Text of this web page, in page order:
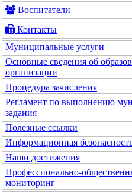
Воспитатели
Контакты
Муниципальные услуги
Основные сведения об
организации
Процедура зачисления
Регламент по выполнению
задания
Полезные ссылки
Информационная
Наши достижения
Профессионально-
мониторинг